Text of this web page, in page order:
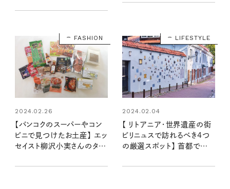
FASHION
2024.02.26
【バンコクのスーパーやコン
ビニで見つけたお土産】 エッ
セイスト柳沢小実さんのタイ
LIFESTYLE
2024.02.04
【 リトアニア・世界遺産の街
ビリニュスで訪れるべき4つ
の厳選スポット】 首都で堪